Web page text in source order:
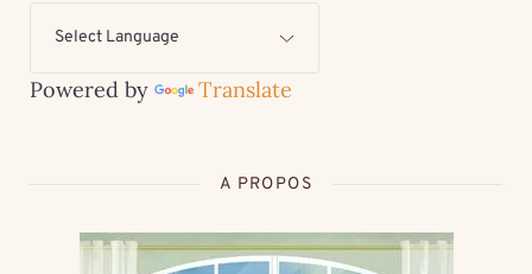
Powered by Translate
A PROPOS